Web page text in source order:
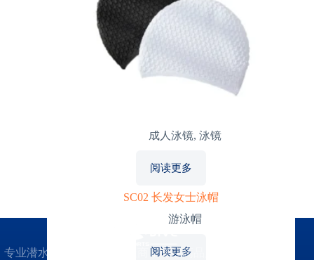
成人泳镜, 泳镜
阅读更多
SC02 长发女士泳帽
游泳帽
阅读更多
专业潜水镜OEM/ODM制造商，专注高品质潜水镜设计